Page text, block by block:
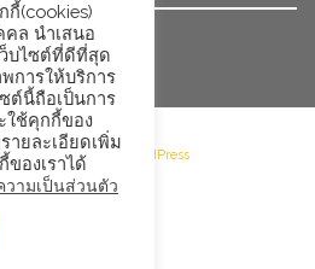
· Powered by WordPress
กี้(cookies)
ล นำเสนอ
บไซต์ที่ดีที่สุด
การให้บริการ
ต์นี้ถือเป็นการ
ใช้คุกกี้ของ
ยละเอียดเพิ่ม
ของเราได้
วามเป็นส่วนตัว